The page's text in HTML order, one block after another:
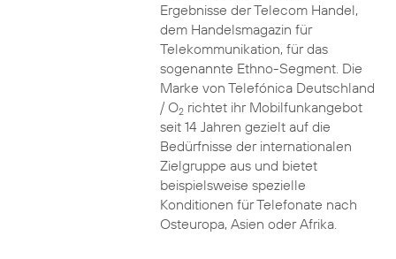
Ergebnisse der Telecom Handel,
dem Handelsmagazin für
Telekommunikation, für das
sogenannte Ethno-Segment. Die
Marke von Telefónica Deutschland
/ O2richtet ihr Mobilfunkangebot
seit 14 Jahren gezielt auf die
Bedürfnisse der internationalen
Zielgruppe aus und bietet
beispielsweise spezielle
Konditionen für Telefonate nach
Osteuropa, Asien oder Afrika.